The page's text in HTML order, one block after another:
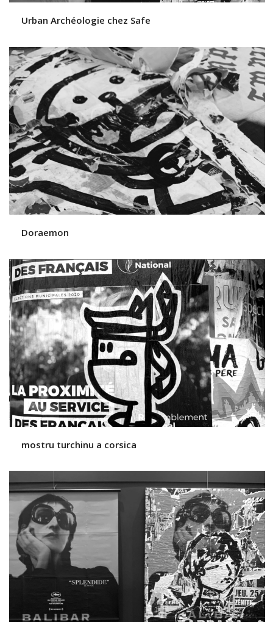
Urban Archéologie chez Safe
Doraemon
mostru turchinu a corsica